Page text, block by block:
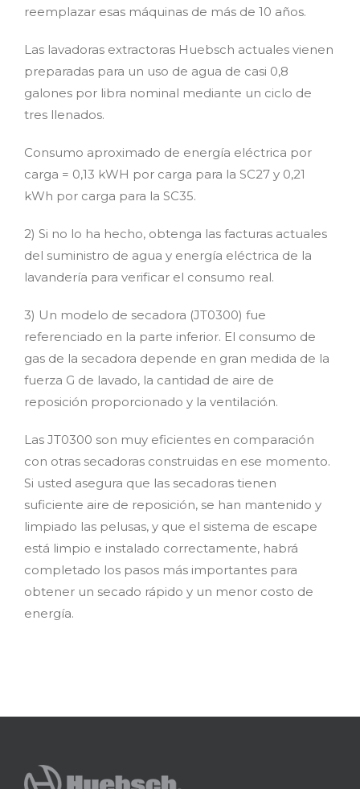
reemplazar esas máquinas de más de 10 años.
Las lavadoras extractoras Huebsch actuales vienen
preparadas para un uso de agua de casi 0,8
galones por libra nominal mediante un ciclo de
tres llenados.
Consumo aproximado de energía eléctrica por
carga = 0,13 kWH por carga para la SC27 y 0,21
kWh por carga para la SC35.
2) Si no lo ha hecho, obtenga las facturas actuales
del suministro de agua y energía eléctrica de la
lavandería para verificar el consumo real.
3) Un modelo de secadora (JT0300) fue
referenciado en la parte inferior. El consumo de
gas de la secadora depende en gran medida de la
fuerza G de lavado, la cantidad de aire de
reposición proporcionado y la ventilación.
Las JT0300 son muy eficientes en comparación
con otras secadoras construidas en ese momento.
Si usted asegura que las secadoras tienen
suficiente aire de reposición, se han mantenido y
limpiado las pelusas, y que el sistema de escape
está limpio e instalado correctamente, habrá
completado los pasos más importantes para
obtener un secado rápido y un menor costo de
energía.